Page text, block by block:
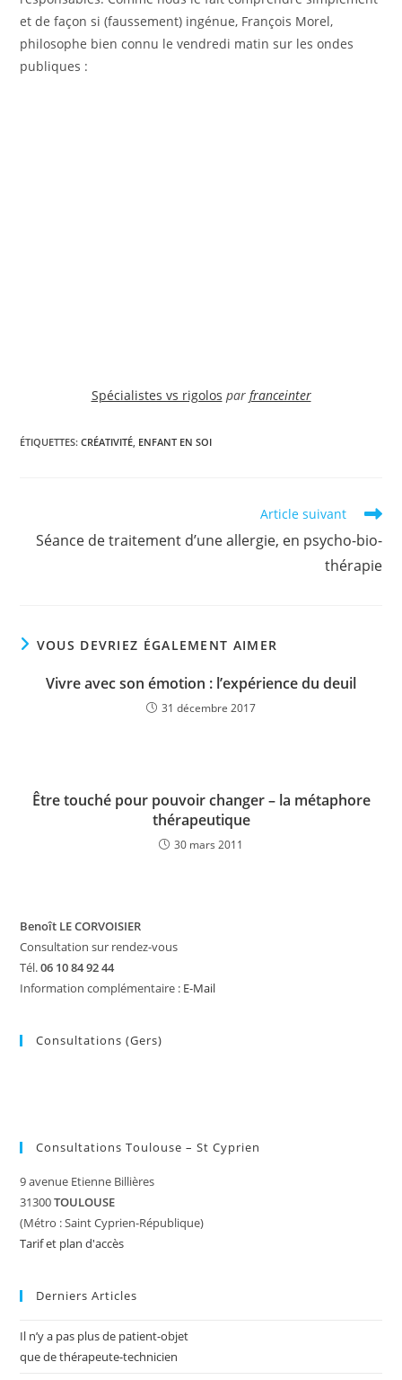
et de façon si (faussement) ingénue, François Morel,
philosophe bien connu le vendredi matin sur les ondes
publiques :
Spécialistes vs rigolos par franceinter
ÉTIQUETTES:CRÉATIVITÉ, ENFANT EN SOI
more
articles
Article suivant
Séance de traitement d’une allergie, en psycho-bio-
thérapie
VOUS DEVRIEZ ÉGALEMENT AIMER
Vivre avec son émotion : l’expérience du deuil
31 décembre 2017
Être touché pour pouvoir changer – la métaphore
thérapeutique
30 mars 2011
Benoît LE CORVOISIER
Consultation sur rendez-vous
Tél.06 10 84 92 44
Information complémentaire : E-Mail
Consultations (Gers)
Consultations Toulouse – St Cyprien
9 avenue Etienne Billières
31300TOULOUSE
(Métro : Saint Cyprien-République)
Tarif et plan d'accès
Derniers Articles
Il n’y a pas plus de patient-objet
que de thérapeute-technicien